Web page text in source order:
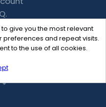
give you the most relevant
and repeat visits.
to the use of all cookies.